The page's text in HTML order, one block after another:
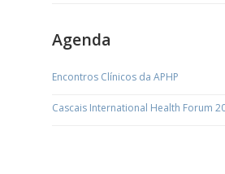
Agenda
Encontros Clínicos da APHP
Cascais International Health Forum